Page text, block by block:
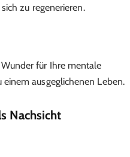
zu regenerieren.
für Ihre mentale
ausgeglichenen Leben.
Nachsicht